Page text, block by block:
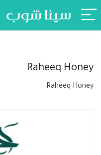
Raheeq Honey
Raheeq Honey